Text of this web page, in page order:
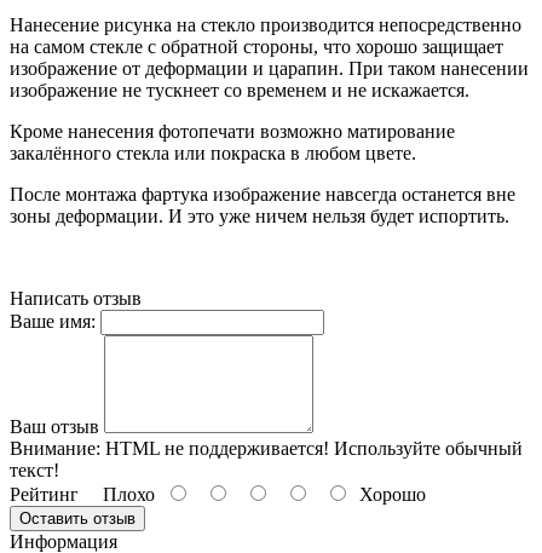
Нанесение рисунка на стекло производится непосредственно
на самом стекле с обратной стороны, что хорошо защищает
изображение от деформации и царапин. При таком нанесении
изображение не тускнеет со временем и не искажается.
Кроме нанесения фотопечати возможно матирование
закалённого стекла или покраска в любом цвете.
После монтажа фартука изображение навсегда останется вне
зоны деформации. И это уже ничем нельзя будет испортить.
Написать отзыв
Ваше имя:
Ваш отзыв
Внимание: HTML не поддерживается! Используйте обычный
текст!
Рейтинг Плохо Хорошо
Оставить отзыв
Информация